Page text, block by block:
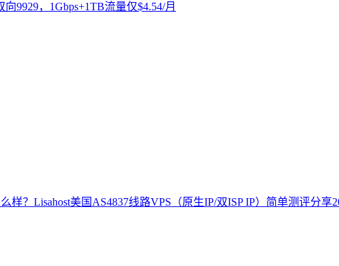
9929，1Gbps+1TB流量仅$4.54/月
样？Lisahost美国AS4837线路VPS（原生IP/双ISP IP）简单测评分享